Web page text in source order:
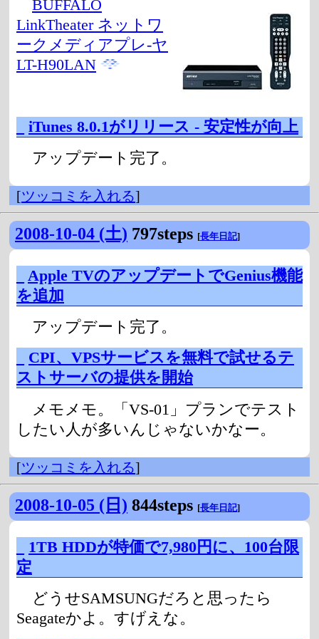
BUFFALO
LinkTheater ネットワ
ークメディアプレ-ヤ
LT-H90LAN
iTunes 8.0.1がリリース - 安定性が向上
アップデート完了。
[ツッコミを入れる]
2008-10-04 (土) 797steps [長年日記]
Apple TVのアップデートでGenius機能
を追加
アップデート完了。
CPI、VPSサービスを無料で試せるテ
ストサーバの提供を開始
メモメモ。「VS-01」プランでテスト
したい人が多いんじゃないかなー。
[ツッコミを入れる]
2008-10-05 (日) 844steps [長年日記]
1TB HDDが特価で7,980円に、100台限
定
どうせSAMSUNGだろと思ったら
Seagateかよ。すげえな。